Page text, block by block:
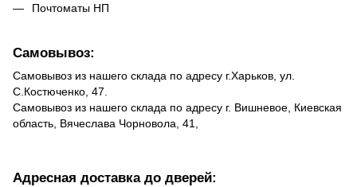
Почтоматы НП
Самовывоз:
Самовывоз из нашего склада по адресу г.Харьков, ул.
С.Костюченко, 47.
Самовывоз из нашего склада по адресу г. Вишневое, Киевская
область, Вячеслава Чорновола, 41,
Адресная доставка до дверей: